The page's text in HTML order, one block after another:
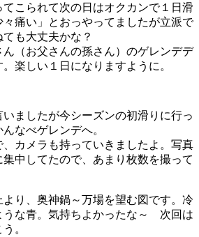
こられて次の日はオクカンで１日滑
痛い」とおっやってましたが立派で
も大丈夫かな？
（お父さんの孫さん）のゲレンデデ
楽しい１日になりますように。
ましたが今シーズンの初滑りに行っ
なべゲレンデへ。
カメラも持っていきましたよ。写真
中してたので、あまり枚数を撮って
り、奥神鍋～万場を望む図です。冷
うな青。気持ちよかったな～ 次回は
。